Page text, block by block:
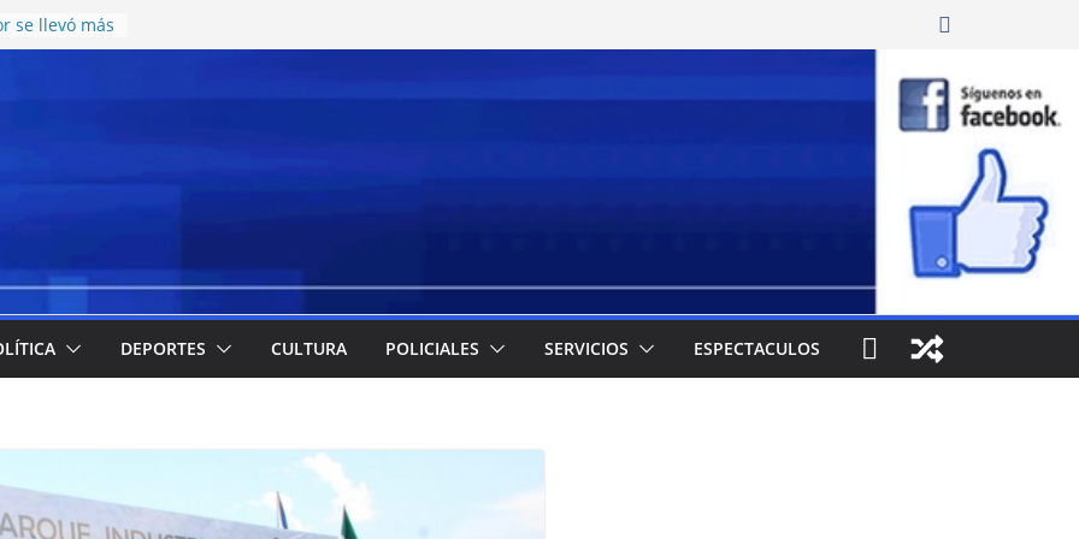
se llevó más
en el
y
en el CCISC
la llegada
cuáles
emergencia
y
DEPORTES CULTURA POLICIALES SERVICIOS ESPECTACULOS